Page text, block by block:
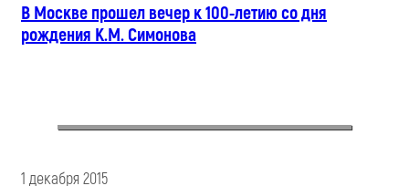
В Москве прошел вечер к 100-летию со дня
рождения К.М. Симонова
1 декабря 2015